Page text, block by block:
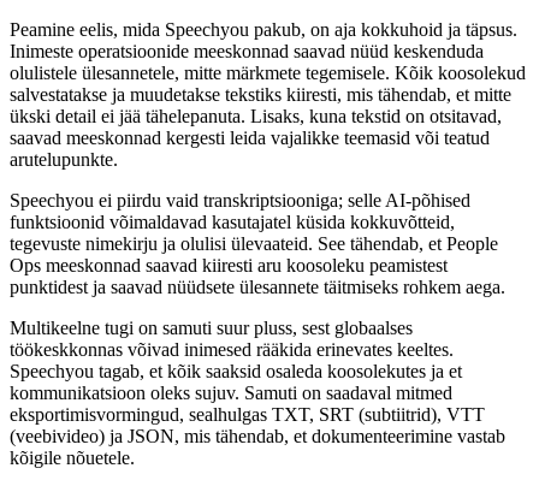
Peamine eelis, mida Speechyou pakub, on aja kokkuhoid ja täpsus.
Inimeste operatsioonide meeskonnad saavad nüüd keskenduda
olulistele ülesannetele, mitte märkmete tegemisele. Kõik koosolekud
salvestatakse ja muudetakse tekstiks kiiresti, mis tähendab, et mitte
ükski detail ei jää tähelepanuta. Lisaks, kuna tekstid on otsitavad,
saavad meeskonnad kergesti leida vajalikke teemasid või teatud
arutelupunkte.
Speechyou ei piirdu vaid transkriptsiooniga; selle AI-põhised
funktsioonid võimaldavad kasutajatel küsida kokkuvõtteid,
tegevuste nimekirju ja olulisi ülevaateid. See tähendab, et People
Ops meeskonnad saavad kiiresti aru koosoleku peamistest
punktidest ja saavad nüüdsete ülesannete täitmiseks rohkem aega.
Multikeelne tugi on samuti suur pluss, sest globaalses
töökeskkonnas võivad inimesed rääkida erinevates keeltes.
Speechyou tagab, et kõik saaksid osaleda koosolekutes ja et
kommunikatsioon oleks sujuv. Samuti on saadaval mitmed
eksportimisvormingud, sealhulgas TXT, SRT (subtiitrid), VTT
(veebivideo) ja JSON, mis tähendab, et dokumenteerimine vastab
kõigile nõuetele.